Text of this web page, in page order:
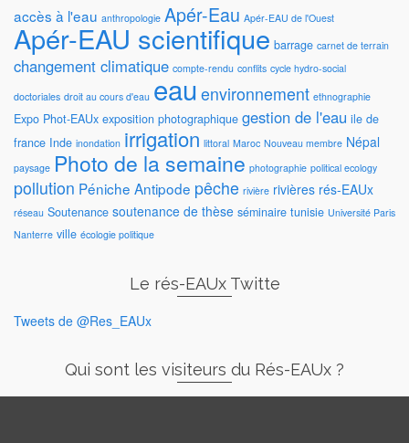
accès à l'eau anthropologie Apér-Eau Apér-EAU de l'Ouest
Apér-EAU scientifique barrage carnet de terrain
changement climatique compte-rendu conflits cycle hydro-social
doctoriales droit au cours d'eau eau environnement ethnographie
Expo Phot-EAUx exposition photographique gestion de l'eau ile de
france Inde inondation irrigation littoral Maroc Nouveau membre Népal
paysage Photo de la semaine photographie political ecology
pollution Péniche Antipode pêche rivière rivières rés-EAUx
réseau Soutenance soutenance de thèse séminaire tunisie Université Paris
Nanterre ville écologie politique
Le rés-EAUx Twitte
Tweets de @Res_EAUx
Qui sont les visiteurs du Rés-EAUx ?